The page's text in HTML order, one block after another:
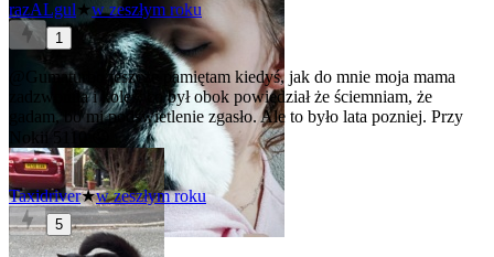
razALgul★w zeszłym roku
1
@Gumaturbo
jeszcze pamiętam kiedyś, jak do mnie moja mama
zadzwoniła i koleś, co był obok powiedział że ściemniam, że
gadam, bo mi podświetlenie zgasło. Ale to było lata pozniej. Przy
Taxidriver★w zeszłym roku
5